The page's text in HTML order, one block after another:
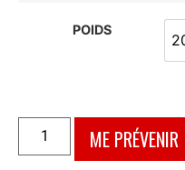
POIDS
ME PRÉVENIR